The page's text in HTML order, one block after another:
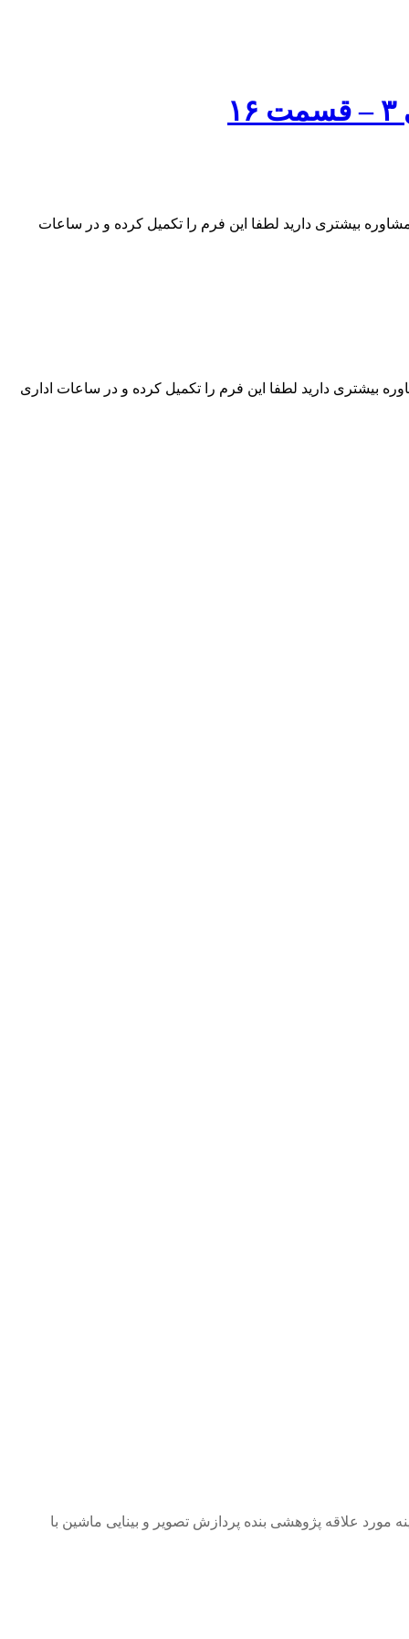
بیشتری دارید لطفا این فرم را تکمیل کرده و در ساعات
بیشتری دارید لطفا این فرم را تکمیل کرده و در ساعات اداری
علاقه پژوهشی بنده پردازش تصویر و بینایی ماشین با